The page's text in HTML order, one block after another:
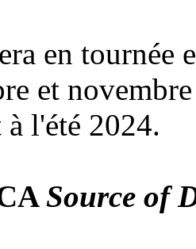
en tournée
et
l'été 2024.
Source of